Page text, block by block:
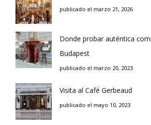
publicado el marzo 21, 2026
Donde probar auténtica
Budapest
publicado el marzo 20, 2023
Visita al Café Gerbeaud
publicado el mayo 10, 2023